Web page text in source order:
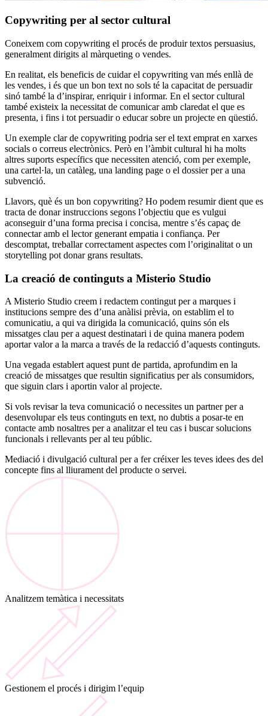
Copywriting per al sector cultural
Coneixem com copywriting el procés de produir textos persuasius,
generalment dirigits al màrqueting o vendes.
En realitat, els beneficis de cuidar el copywriting van més enllà de
les vendes, i és que un bon text no sols té la capacitat de persuadir
sinó també la d’inspirar, enriquir i informar. En el sector cultural
també existeix la necessitat de comunicar amb claredat el que es
presenta, i fins i tot persuadir o educar sobre un projecte en qüestió.
Un exemple clar de copywriting podria ser el text emprat en xarxes
socials o correus electrònics. Però en l’àmbit cultural hi ha molts
altres suports específics que necessiten atenció, com per exemple,
una cartel·la, un catàleg, una landing page o el dossier per a una
subvenció.
Llavors, què és un bon copywriting? Ho podem resumir dient que es
tracta de donar instruccions segons l’objectiu que es vulgui
aconseguir d’una forma precisa i concisa, mentre s’és capaç de
connectar amb el lector generant empatia i confiança. Per
descomptat, treballar correctament aspectes com l’originalitat o un
storytelling pot donar grans resultats.
La creació de continguts a Misterio Studio
A Misterio Studio creem i redactem contingut per a marques i
institucions sempre des d’una anàlisi prèvia, on establim el to
comunicatiu, a qui va dirigida la comunicació, quins són els
missatges clau per a aquest destinatari i de quina manera podem
aportar valor a la marca a través de la redacció d’aquests continguts.
Una vegada establert aquest punt de partida, aprofundim en la
creació de missatges que resultin significatius per als consumidors,
que siguin clars i aportin valor al projecte.
Si vols revisar la teva comunicació o necessites un partner per a
desenvolupar els teus continguts en text, no dubtis a posar-te en
contacte amb nosaltres per a analitzar el teu cas i buscar solucions
funcionals i rellevants per al teu públic.
Mediació i divulgació cultural per a fer créixer les teves idees des del
concepte fins al lliurament del producte o servei.
Analitzem temàtica i necessitats
Gestionem el procés i dirigim l’equip